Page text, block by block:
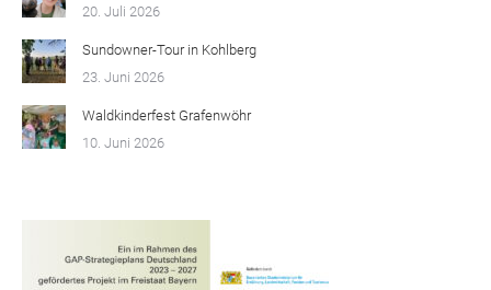
20. Juli 2026
Sundowner-Tour in Kohlberg
23. Juni 2026
Waldkinderfest Grafenwöhr
10. Juni 2026